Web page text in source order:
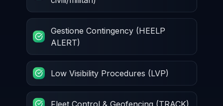
Gestione Contingency (HEELP
ALERT)
Low Visibility Procedures (LVP)
Fleet Control & Geofencing (TRACK)